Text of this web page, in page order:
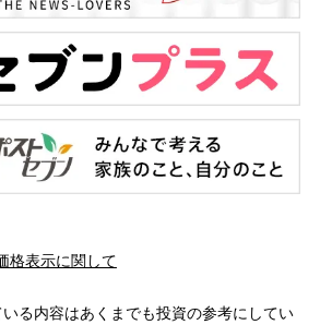
格表示に関して
る内容はあくまでも投資の参考にしてい